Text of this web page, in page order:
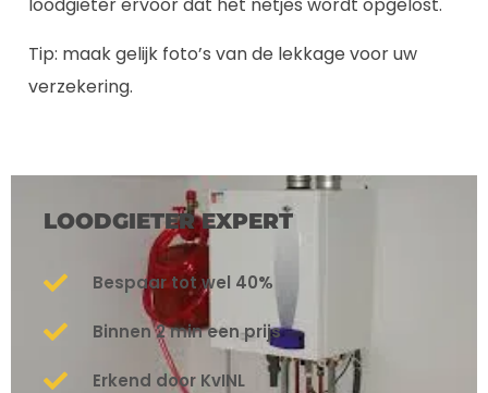
loodgieter ervoor dat het netjes wordt opgelost.
Tip: maak gelijk foto’s van de lekkage voor uw
verzekering.
LOODGIETER EXPERT
Bespaar tot wel 40%
Binnen 2 min een prijs
Erkend door KvINL